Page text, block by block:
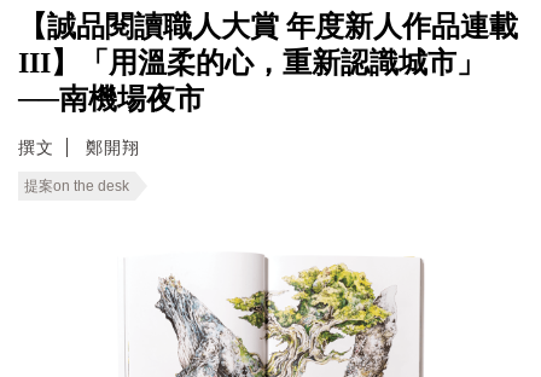
【誠品閱讀職人大賞 年度新人作品連載
III】「用溫柔的心，重新認識城市」
──南機場夜市
撰文 鄭開翔
提案on the desk